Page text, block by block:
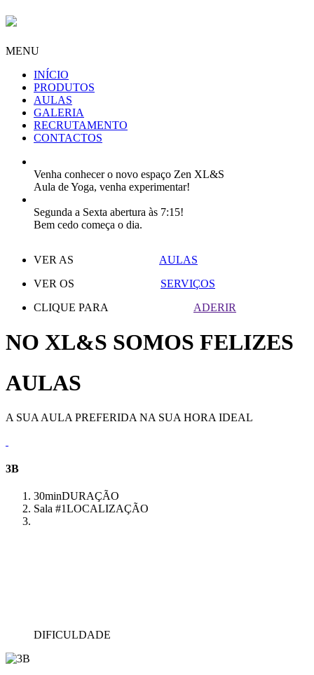
MENU
INÍCIO
PRODUTOS
AULAS
GALERIA
RECRUTAMENTO
CONTACTOS
Venha conhecer o novo espaço Zen XL&S
Aula de Yoga, venha experimentar!
Segunda a Sexta abertura às 7:15!
Bem cedo começa o dia.
VER AS
AULAS
VER OS
SERVIÇOS
CLIQUE PARA
ADERIR
NO XL&S SOMOS FELIZES
AULAS
A SUA AULA PREFERIDA NA SUA HORA IDEAL
3B
30minDURAÇÃO
Sala #1LOCALIZAÇÃO
DIFICULDADE